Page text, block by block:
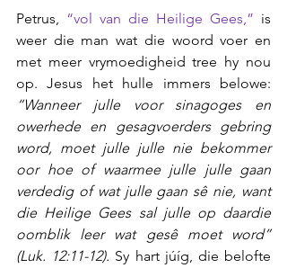
Petrus, “vol van die Heilige Gees,” is
weer die man wat die woord voer en
met meer vrymoedigheid tree hy nou
“Wanneer julle voor sinagoges en
owerhede en gesagvoerders gebring
word, moet julle julle nie bekommer
oor hoe of waarmee julle julle gaan
verdedig of wat julle gaan sê nie, want
die Heilige Gees sal julle op daardie
oomblik leer wat gesê moet word”
(Luk. 12:11-12). Sy hart júíg, die belofte